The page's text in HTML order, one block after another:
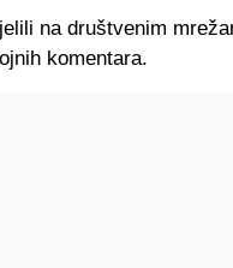
na društvenim
komentara.